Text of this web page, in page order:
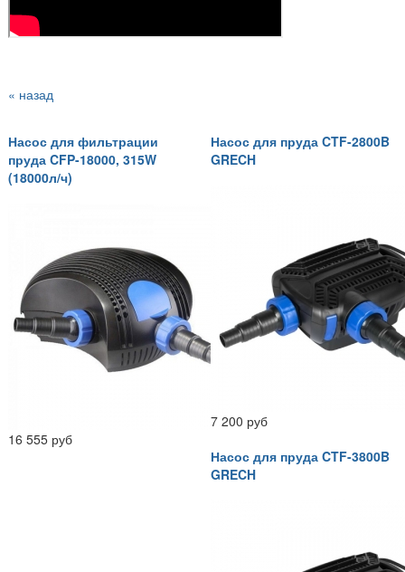
« назад
Насос для фильтрации
пруда CFP-18000, 315W
(18000л/ч)
16 555 руб
Насос для пруда CTF-2800B
GRECH
7 200 руб
Насос для пруда CTF-3800B
GRECH